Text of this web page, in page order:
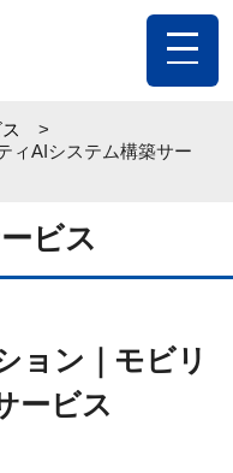
toggle
ィAIシステム構築サー
ビス
ョン｜モビリ
ービス